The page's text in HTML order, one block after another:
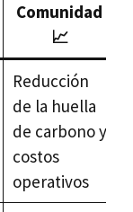
Comunidad
📈
Reducción
de la huella
de carbono y
costos
operativos